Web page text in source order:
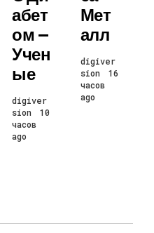
Абет
Ом —
Учен
Ые
digiver
sion
10
часов
ago
Мет
Алл
digiver
sion
16
часов
ago